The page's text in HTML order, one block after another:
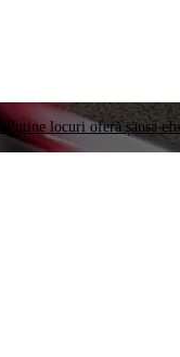
Puține locuri oferă șansa